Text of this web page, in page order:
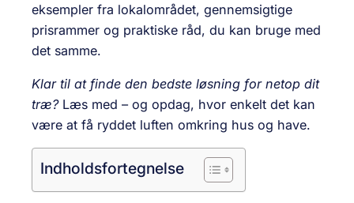
eksempler fra lokalområdet, gennemsigtige
prisrammer og praktiske råd, du kan bruge med
det samme.
Klar til at finde den bedste løsning for netop dit
træ?Læs med – og opdag, hvor enkelt det kan
være at få ryddet luften omkring hus og have.
Indholdsfortegnelse